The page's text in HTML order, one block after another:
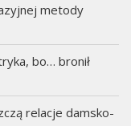
metody
bo… bronił
relacje damsko-